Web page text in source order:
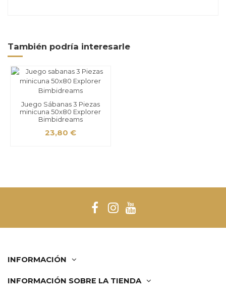
También podría interesarle
Juego Sábanas 3 Piezas
minicuna 50x80 Explorer
Bimbidreams
23,80 €
INFORMACIÓN
INFORMACIÓN SOBRE LA TIENDA